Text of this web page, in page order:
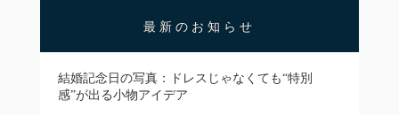
最新のお知らせ
結婚記念日の写真：ドレスじゃなくても“特別
感”が出る小物アイデア